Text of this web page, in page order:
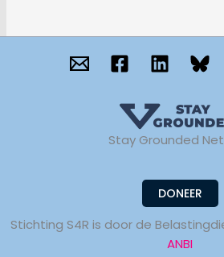
Stay Grounded
DONEER
Stichting S4R is door de
ANBI